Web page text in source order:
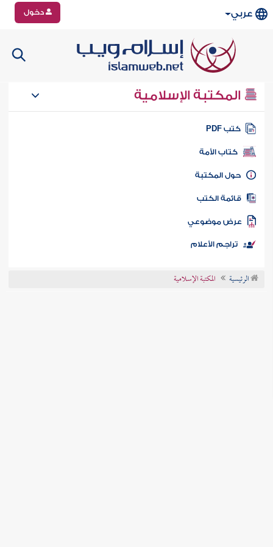
عربي دخول
المكتبة الإسلامية
كتب PDF
كتاب الأمة
المكتبة
الكتب
موضوعي
تراجم الأعلام
الرئيسية المكتبة الإسلامية